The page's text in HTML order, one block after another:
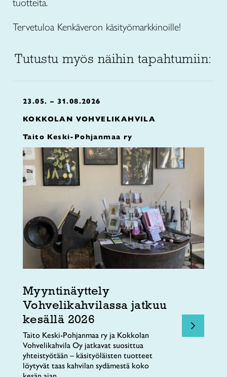
tuotteita.
Tervetuloa Kenkäveron käsityömarkkinoille!
Tutustu myös näihin tapahtumiin:
23.05. – 31.08.2026
KOKKOLAN VOHVELIKAHVILA
Taito Keski-Pohjanmaa ry
Myyntinäyttely
Vohvelikahvilassa jatkuu
kesällä 2026
Taito Keski-Pohjanmaa ry ja Kokkolan
Vohvelikahvila Oy jatkavat suosittua
yhteistyötään – käsityöläisten tuotteet
löytyvät taas kahvilan sydämestä koko